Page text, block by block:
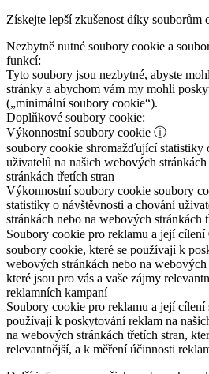
Získejte lepší zkušenost díky souborům
Nezbytně nutné soubory cookie a
funkcí:
Tyto soubory jsou nezbytné, abyste
stránky a abychom vám my mohli
(„minimální soubory cookie“).
Doplňkové soubory cookie:
Výkonnostní soubory cookie ⓘ
soubory cookie shromažďující statistiky
uživatelů na našich webových
stránkách třetích stran
Výkonnostní soubory cookie soubory
statistiky o návštěvnosti a chování
stránkách nebo na webových stránkách
Soubory cookie pro reklamu a její cílení
soubory cookie, které se používají k
webových stránkách nebo na webových
které jsou pro vás a vaše zájmy
reklamních kampaní
Soubory cookie pro reklamu a její cílení
používají k poskytování reklam na
na webových stránkách třetích stran,
relevantnější, a k měření účinnosti